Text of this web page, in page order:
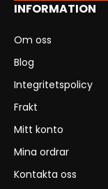
INFORMATION
Om oss
Blog
Integritetspolicy
Frakt
Mitt konto
Mina ordrar
Kontakta oss